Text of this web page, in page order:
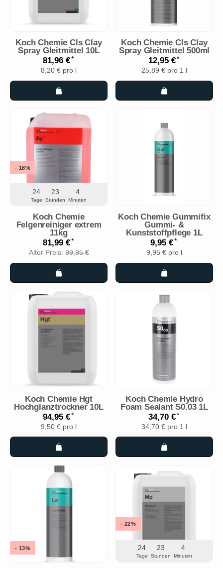
Koch Chemie Cls Clay
Spray Gleitmittel 10L
81,96 €*
8,20 € pro l
Koch Chemie Cls Clay
Spray Gleitmittel 500ml
12,95 €*
25,89 € pro 1 l
24
Tage
23
Stunden
4
Minuten
- 18%
Koch Chemie
Felgenreiniger extrem
11kg
81,99 €*
Alter Preis:99,95 €
Koch Chemie Gummifix
Gummi- &
Kunststoffpflege 1L
9,95 €*
9,95 € pro l
Koch Chemie Hgt
Hochglanztrockner 10L
94,95 €*
9,50 € pro l
Koch Chemie Hydro
Foam Sealant S0.03 1L
34,70 €*
34,70 € pro 1 l
- 13% 24
Tage
23
Stunden
4
Minuten
- 22%